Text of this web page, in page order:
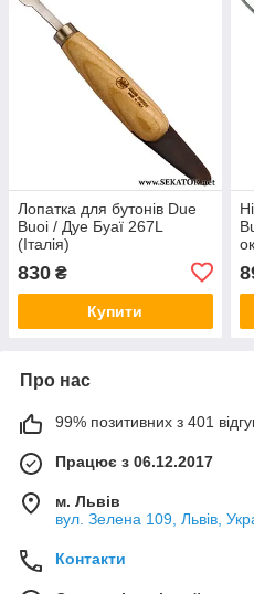
Лопатка для бутонів Due
Buoi / Дуе Буаї 267L
(Італія)
830 ₴
Купити
Про нас
99% позитивних з 401
Працює з 06.12.2017
м. Львів
вул. Зелена 109, Львів,
Контакти